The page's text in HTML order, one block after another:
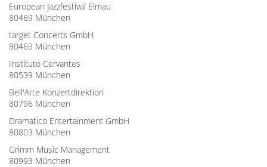
European Jazzfestival Elmau
80469 München
target Concerts GmbH
80469 München
Instituto Cervantes
80539 München
Bell'Arte Konzertdirektion
80796 München
Dramatico Entertainment GmbH
80803 München
Grimm Music Management
80993 München